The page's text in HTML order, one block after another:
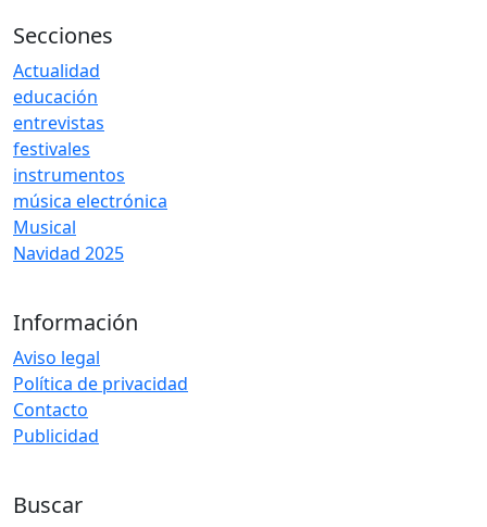
Secciones
Actualidad
educación
entrevistas
festivales
instrumentos
música electrónica
Musical
Navidad 2025
Información
Aviso legal
Política de privacidad
Contacto
Publicidad
Buscar